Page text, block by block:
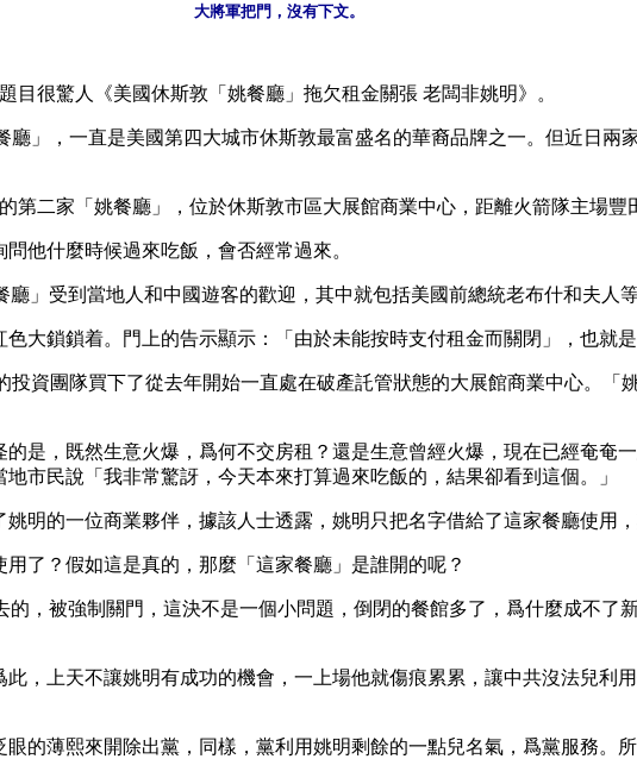
大將軍把門，沒有下文。
目很驚人《美國休斯敦「姚餐廳」拖欠租金關張 老闆非姚明》。
」，一直是美國第四大城市休斯敦最富盛名的華裔品牌之一。但近日兩
第二家「姚餐廳」，位於休斯敦市區大展館商業中心，距離火箭隊主場豐
他什麼時候過來吃飯，會否經常過來。
」受到當地人和中國遊客的歡迎，其中就包括美國前總統老布什和夫人等
大鎖鎖着。門上的告示顯示：「由於未能按時支付租金而關閉」，也就是
資團隊買下了從去年開始一直處在破產託管狀態的大展館商業中心。「
是，既然生意火爆，爲何不交房租？還是生意曾經火爆，現在已經奄奄
市民說「我非常驚訝，今天本來打算過來吃飯的，結果卻看到這個。」
明的一位商業夥伴，據該人士透露，姚明只把名字借給了這家餐廳使用
了？假如這是真的，那麼「這家餐廳」是誰開的呢？
，被強制關門，這決不是一個小問題，倒閉的餐館多了，爲什麼成不了
，上天不讓姚明有成功的機會，一上場他就傷痕累累，讓中共沒法兒利
的薄熙來開除出黨，同樣，黨利用姚明剩餘的一點兒名氣，爲黨服務。